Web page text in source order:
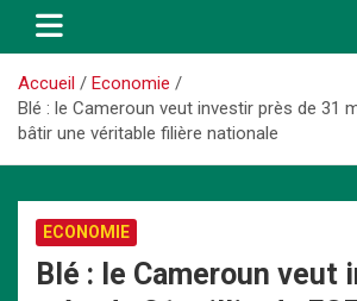
Accueil
Economie
Blé : le Cameroun veut investir près de 31
bâtir une véritable filière nationale
ECONOMIE
Blé : le Cameroun veut